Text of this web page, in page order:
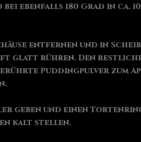
ebenfalls 180 Grad in ca.
entfernen und in
glatt rühren. Den
Puddingpulver
geben und einen
kalt stellen.